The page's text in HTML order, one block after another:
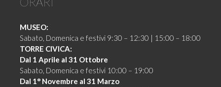
MUSEO:
Sabato, Domenica e festivi 9:30 – 12:30 | 15:00 – 18:00
TORRE CIVICA:
Dal 1 Aprile al 31 Ottobre
Sabato, Domenica e festivi 10:00 – 19:00
Dal 1° Novembre al 31 Marzo